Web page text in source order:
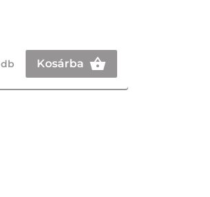
db Kosárba